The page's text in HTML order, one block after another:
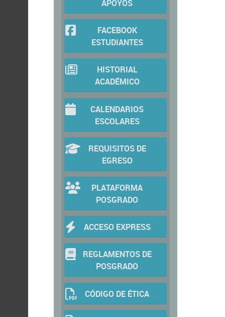
APOYOS
FACEBOOK
ESTUDIANTES
HISTORIAL
ACADÉMICO
CALENDARIOS
ESCOLARES
REQUISITOS DE
EGRESO
PLATAFORMA
POSGRADO
ACCESO EXPRESS
REGLAMENTOS DE
POSGRADO
CÓDIGO DE ÉTICA